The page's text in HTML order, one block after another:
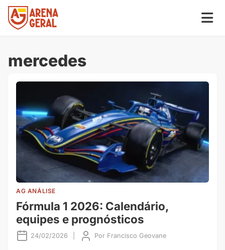
mercedes
AG ANÁLISE
Fórmula 1 2026: Calendário,
equipes e prognósticos
24/02/2026 Por Francisco Geovane